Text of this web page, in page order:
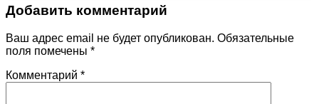
Добавить комментарий
Ваш адрес email не будет опубликован. Обязательные
поля помечены *
Комментарий *